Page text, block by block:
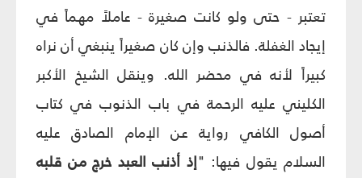
تعتبر - حتى ولو كانت صغيرة - عاملاً مهماً في
إيجاد الغفلة. فالذنب وإن كان صغيراً ينبغي أن نراه
كبيراً لأنه في محضر الله. وينقل الشيخ الأكبر
الكليني عليه الرحمة في باب الذنوب في كتاب
أصول الكافي رواية عن الإمام الصادق عليه
السلام يقول فيها: "إذ أذنب العبد خرج من قلبه